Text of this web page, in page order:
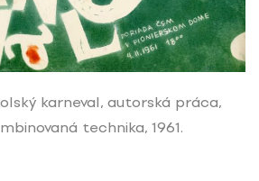
karneval, autorská práca,
technika, 1961.